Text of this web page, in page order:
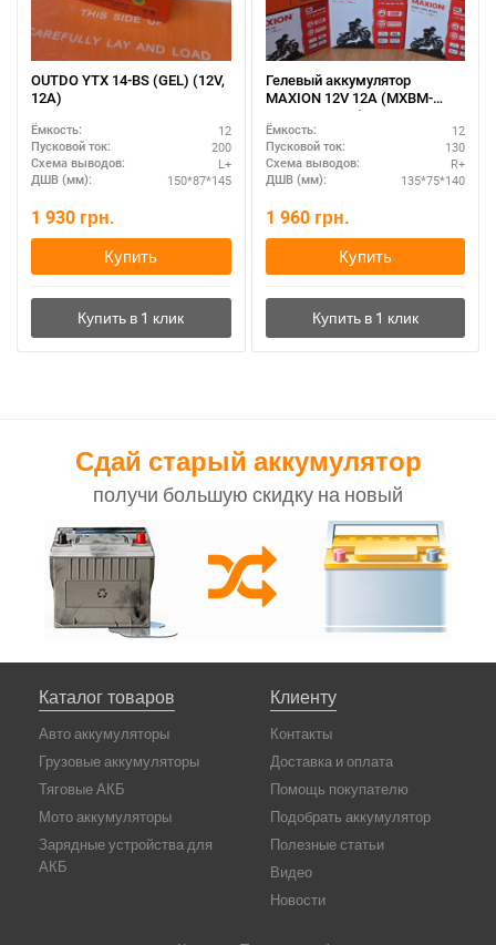
OUTDO YTX 14-BS (GEL) (12V,
12A)
Ёмкость: 12
Пусковой ток: 200
Схема выводов: L+
ДШВ (мм): 150*87*145
1 930 грн.
Купить
Гелевый аккумулятор
MAXION 12V 12A (MXBM-
YTX14-BS GEL)
Ёмкость: 12
Пусковой ток: 130
Схема выводов: R+
ДШВ (мм): 135*75*140
1 960 грн.
Купить
Сдай старый аккумулятор
получи большую скидку на новый
Каталог товаров
Авто аккумуляторы
Грузовые аккумуляторы
Тяговые АКБ
Мото аккумуляторы
Зарядные устройства для
АКБ
Клиенту
Контакты
Доставка и оплата
Помощь покупателю
Подобрать аккумулятор
Полезные статьи
Видео
Новости